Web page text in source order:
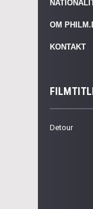
OM
KONTAKT
Detour